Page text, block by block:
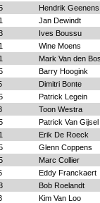
Hendrik Geenens
Jan Dewindt
Ives Boussu
Wine Moens
Mark Van den
Barry Hoogink
Dimitri Bonte
Patrick Legein
Toon Westra
Patrick Van Gijsel
Erik De Roeck
Glenn Coppens
Marc Collier
Eddy Franckaert
Bob Roelandt
Kim Van Loo